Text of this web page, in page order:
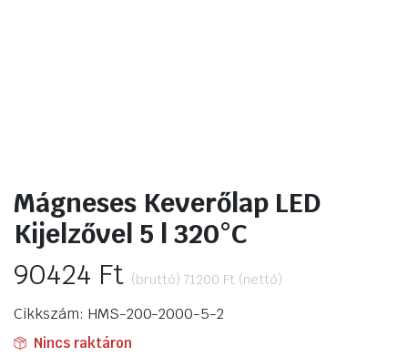
Mágneses Keverőlap LED
Kijelzővel 5 l 320°C
90424 Ft (bruttó) 71200 Ft (nettó)
Cikkszám: HMS-200-2000-5-2
Nincs raktáron